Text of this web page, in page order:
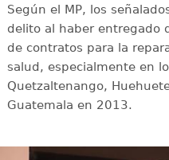
Según el MP, los
delito al haber entregado
de contratos para la
salud, especialmente en
Quetzaltenango,
Guatemala en 2013.